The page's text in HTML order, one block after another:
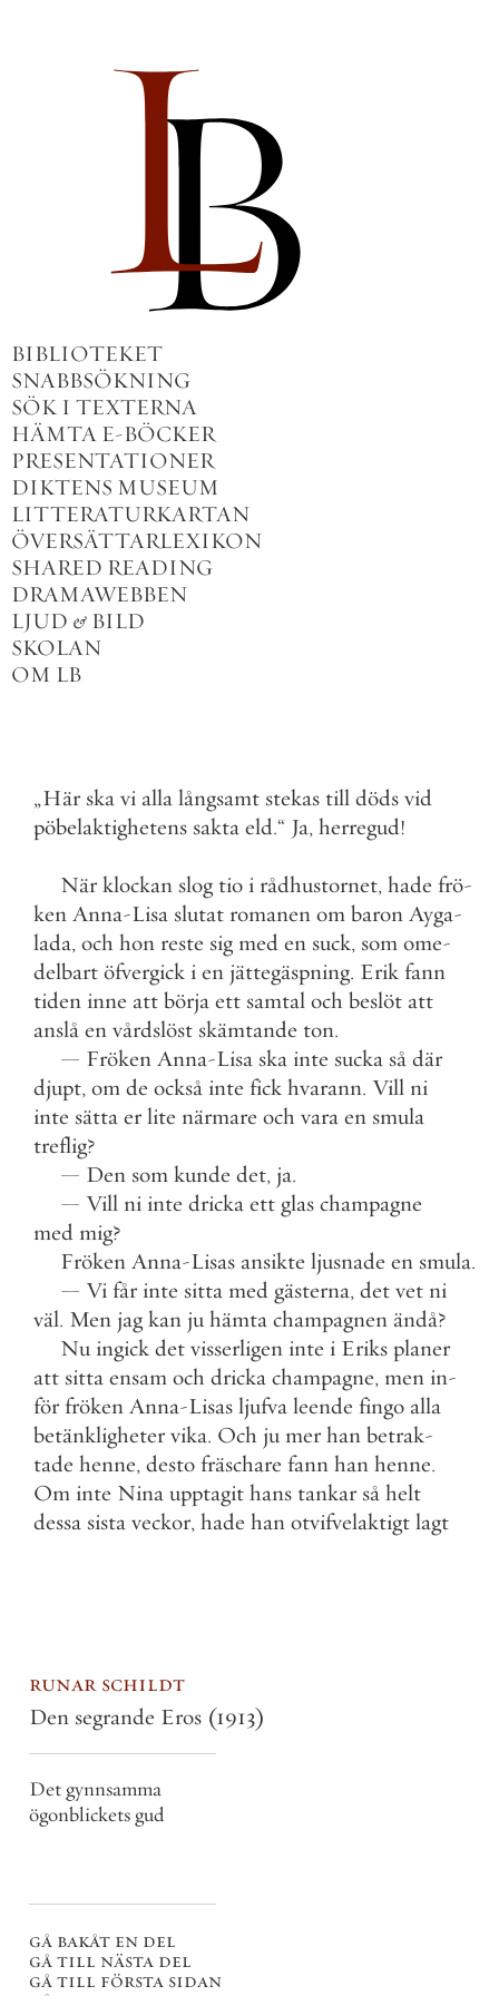
BIBLIOTEKET
SNABBSÖKNING
SÖK I TEXTERNA
HÄMTA E-BÖCKER
PRESENTATIONER
DIKTENS MUSEUM
LITTERATURKARTAN
ÖVERSÄTTARLEXIKON
SHARED READING
DRAMAWEBBEN
LJUD & BILD
SKOLAN
OM LB
„Här ska vi alla långsamt stekas till döds vid
pöbelaktighetens sakta eld.“ Ja, herregud!
När klockan slog tio i rådhustornet, hade frö-
ken Anna-Lisa slutat romanen om baron Ayga-
lada, och hon reste sig med en suck, som ome-
delbart öfvergick i en jättegäspning. Erik fann
tiden inne att börja ett samtal och beslöt att
anslå en vårdslöst skämtande ton.
— Fröken Anna-Lisa ska inte sucka så där
djupt, om de också inte fick hvarann. Vill ni
inte sätta er lite närmare och vara en smula
treflig?
— Den som kunde det, ja.
— Vill ni inte dricka ett glas champagne
med mig?
Fröken Anna-Lisas ansikte ljusnade en smula.
— Vi får inte sitta med gästerna, det vet ni
väl. Men jag kan ju hämta champagnen ändå?
Nu ingick det visserligen inte i Eriks planer
att sitta ensam och dricka champagne, men in-
för fröken Anna-Lisas ljufva leende fingo alla
betänkligheter vika. Och ju mer han betrak-
tade henne, desto fräschare fann han henne.
Om inte Nina upptagit hans tankar så helt
dessa sista veckor, hade han otvifvelaktigt lagt
runar schildt
Den segrande Eros (1913)
Det gynnsamma
ögonblickets gud
gå bakåt en del
gå till nästa del
gå till första sidan